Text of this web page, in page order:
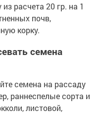
расчета 20 гр. на 1
почв,
корку.
семена
семена на рассаду
раннеспелые сорта и
листовой,